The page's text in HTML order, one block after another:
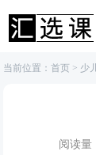
当前位置：首页 > 少
阅读量